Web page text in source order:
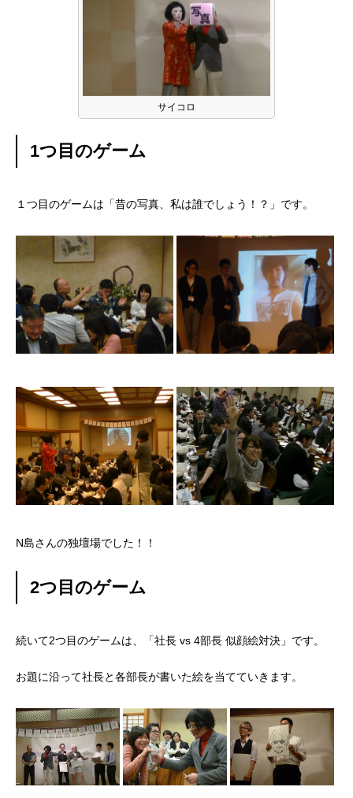
サイコロ
1つ目のゲーム
１つ目のゲームは「昔の写真、私は誰でしょう！？」です。
N島さんの独壇場でした！！
2つ目のゲーム
続いて2つ目のゲームは、「社長 vs 4部長 似顔絵対決」です。
お題に沿って社長と各部長が書いた絵を当てていきます。